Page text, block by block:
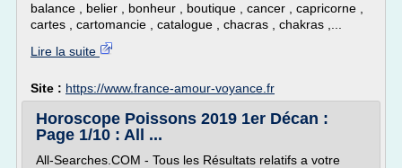
balance , belier , bonheur , boutique , cancer , capricorne ,
cartes , cartomancie , catalogue , chacras , chakras ,...
Lire la suite
Site : https://www.france-amour-voyance.fr
Horoscope Poissons 2019 1er Décan :
Page 1/10 : All ...
All-Searches.COM - Tous les Résultats relatifs a votre